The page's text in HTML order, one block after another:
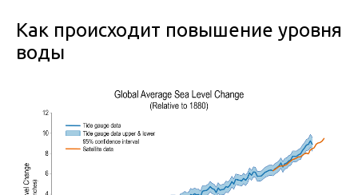
Как происходит повышение уровня
воды